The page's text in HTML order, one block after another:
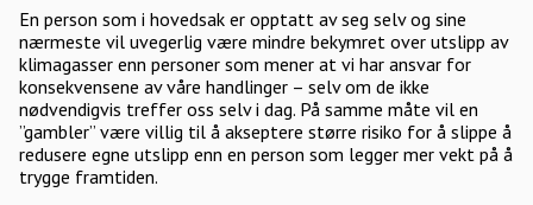
En person som i hovedsak er opptatt av seg selv og sine
nærmeste vil uvegerlig være mindre bekymret over utslipp av
klimagasser enn personer som mener at vi har ansvar for
konsekvensene av våre handlinger – selv om de ikke
nødvendigvis treffer oss selv i dag. På samme måte vil en
”gambler” være villig til å akseptere større risiko for å slippe å
redusere egne utslipp enn en person som legger mer vekt på å
trygge framtiden.